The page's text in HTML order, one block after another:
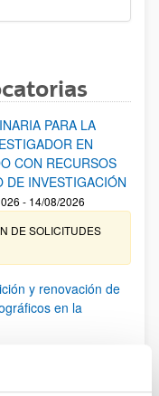
PARA LA
EN
CON RECURSOS
DE INVESTIGACIÓN
- 14/08/2026
DE SOLICITUDES
y renovación de
en la
Relación